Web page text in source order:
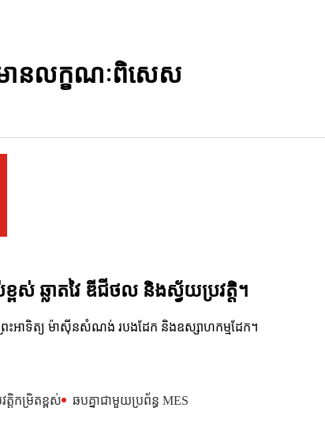
ានលក្ខណៈពិសេស
ពស់ ឆ្លាតវៃ ឌីជីថល និងស្វ័យប្រវត្តិ។
ះអាទិត្យ ម៉ាស៊ីនសំណង់ របងដែក និងឧស្សាហកម្មដែក។
តិកម្រិតខ្ពស់ ឆបគ្នាជាមួយប្រព័ន្ធ MES